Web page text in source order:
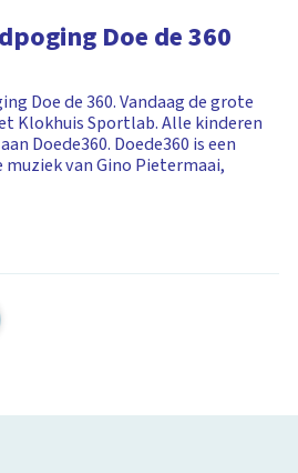
Doe de 360
Doe de 360. Vandaag de grote
Klokhuis Sportlab. Alle kinderen
Doede360. Doede360 is een
van Gino Pietermaai,